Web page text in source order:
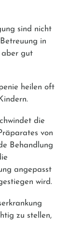
sind nicht
in
aber gut
heilen oft
die
von
Behandlung
angepasst
wird.
zu stellen,